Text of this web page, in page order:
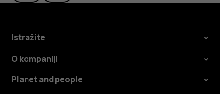
Istražite
O kompaniji
Planet and people